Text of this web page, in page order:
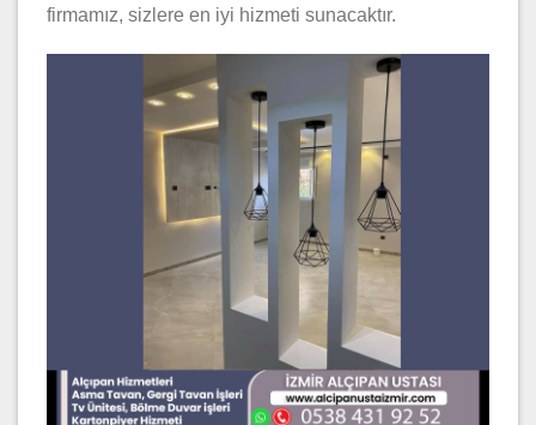
firmamız, sizlere en iyi hizmeti sunacaktır.